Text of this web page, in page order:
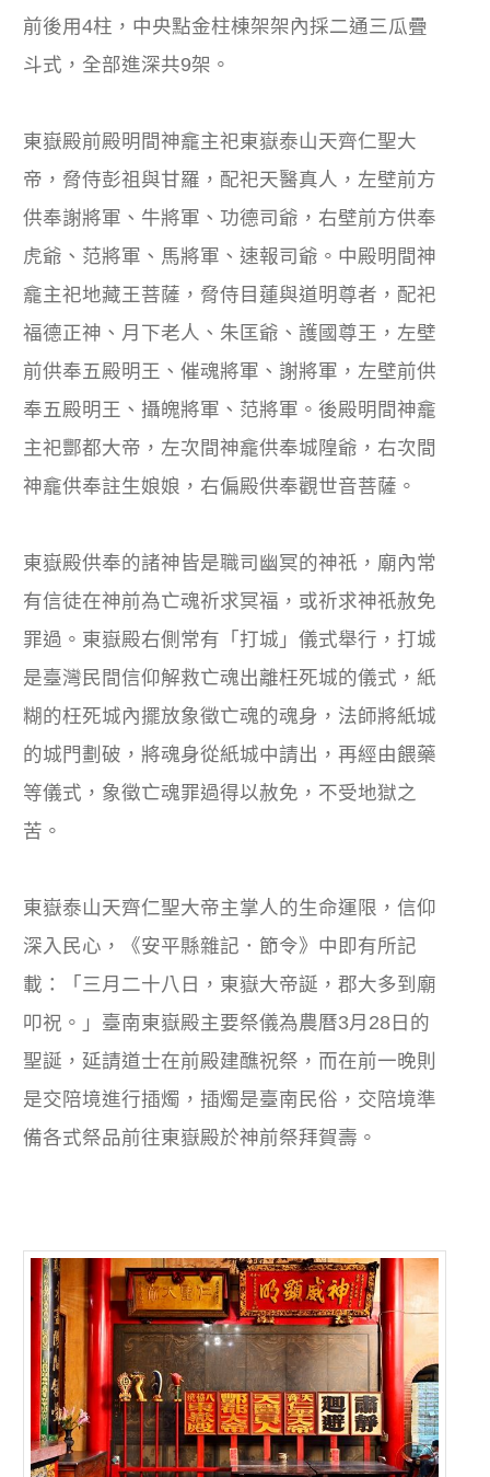
前後用4柱，中央點金柱棟架架內採二通三瓜疊
斗式，全部進深共9架。
東嶽殿前殿明間神龕主祀東嶽泰山天齊仁聖大
帝，脅侍彭祖與甘羅，配祀天醫真人，左壁前方
供奉謝將軍、牛將軍、功德司爺，右壁前方供奉
虎爺、范將軍、馬將軍、速報司爺。中殿明間神
龕主祀地藏王菩薩，脅侍目蓮與道明尊者，配祀
福德正神、月下老人、朱匡爺、護國尊王，左壁
前供奉五殿明王、催魂將軍、謝將軍，左壁前供
奉五殿明王、攝魄將軍、范將軍。後殿明間神龕
主祀酆都大帝，左次間神龕供奉城隍爺，右次間
神龕供奉註生娘娘，右偏殿供奉觀世音菩薩。
東嶽殿供奉的諸神皆是職司幽冥的神祇，廟內常
有信徒在神前為亡魂祈求冥福，或祈求神祇赦免
罪過。東嶽殿右側常有「打城」儀式舉行，打城
是臺灣民間信仰解救亡魂出離枉死城的儀式，紙
糊的枉死城內擺放象徵亡魂的魂身，法師將紙城
的城門劃破，將魂身從紙城中請出，再經由餵藥
等儀式，象徵亡魂罪過得以赦免，不受地獄之
苦。
東嶽泰山天齊仁聖大帝主掌人的生命運限，信仰
深入民心，《安平縣雜記．節令》中即有所記
載：「三月二十八日，東嶽大帝誕，郡大多到廟
叩祝。」臺南東嶽殿主要祭儀為農曆3月28日的
聖誕，延請道士在前殿建醮祝祭，而在前一晚則
是交陪境進行插燭，插燭是臺南民俗，交陪境準
備各式祭品前往東嶽殿於神前祭拜賀壽。